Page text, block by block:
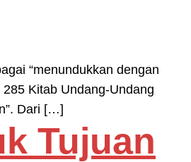
“menundukkan dengan
Kitab Undang-Undang
Dari […]
Tujuan